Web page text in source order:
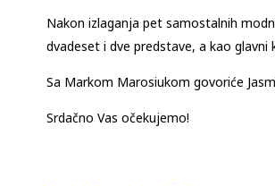
Nakon izlaganja pet samostalnih
dvadeset i dve predstave, a kao
Sa Markom Marosiukom govoriće
Srdačno Vas očekujemo!